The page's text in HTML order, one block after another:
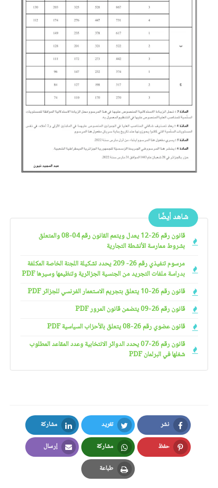
شاهد أيضًا
قانون رقم 26-12 يعدل ويتمم القانون رقم 04-08 والمتعلق
بشروط ممارسة الأنشطة التجارية
مرسوم تنفيذي رقم 26- 209 يحدد تشكيلة اللجنة الخاصة المكلفة
بدراسة ملفات التجريد من الجنسية الجزائرية وتنظيمها وسيرها PDF
قانون رقم 26-10 يتعلق بتجريم الاستعمار الفرنسي للجزائر PDF
قانون رقم 26-09 يتضمن قانون المرور PDF
قانون عضوي رقم 26-08 يتعلق بالأحزاب السياسية PDF
قانون رقم 26-07 يحدد الدوائر الانتخابية وعدد المقاعد المطلوب
شغلها في البرلمان PDF
نشر
Facebook
تغريد
Twitter
مشاركة
LinkedIn
حفظ
Pinterest
مشاركة
Whatsapp
إرسال
Email
طباعة
Print